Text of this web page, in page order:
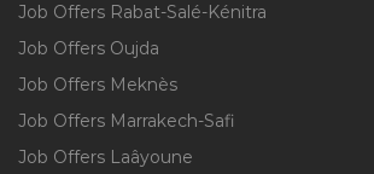
Job Offers Rabat-Salé-Kénitra
Job Offers Oujda
Job Offers Meknès
Job Offers Marrakech-Safi
Job Offers Laâyoune